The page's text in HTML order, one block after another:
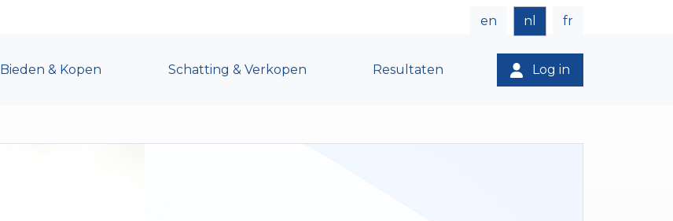
en nl fr
Bieden & Kopen Schatting & Verkopen Resultaten Log in